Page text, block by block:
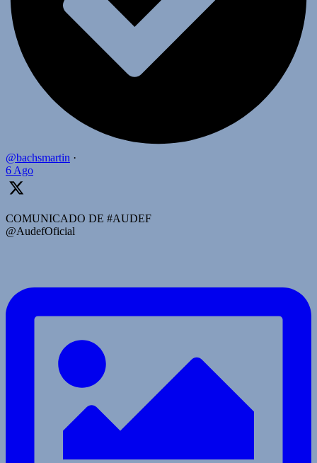
@bachsmartin ·
6 Ago
COMUNICADO DE #AUDEF
@AudefOficial